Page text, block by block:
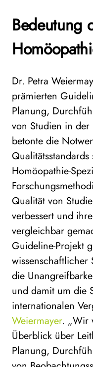
Bedeutung
Homö
Dr. Petra
prämierten
Planung,
von Studien in der
betonte die
Homöopathie-
Qualität von
verbessert und
vergleichbar
Guideline-Projekt
die
und damit um die
internationalen
Weiermayer. „Wir
Überblick über
Planung,